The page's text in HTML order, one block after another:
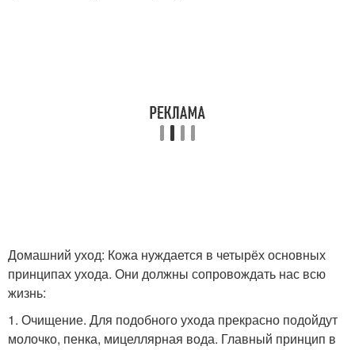
Домашний уход: Кожа нуждается в четырёх основных
принципах ухода. Они должны сопровождать нас всю
жизнь:
1. Очищение. Для подобного ухода прекрасно подойдут
молочко, пенка, мицеллярная вода. Главный принцип в